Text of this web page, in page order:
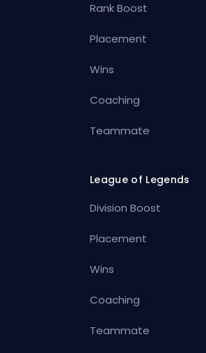
Rank Boost
Placement
Wins
Coaching
Teammate
League of Legends
Division Boost
Placement
Wins
Coaching
Teammate